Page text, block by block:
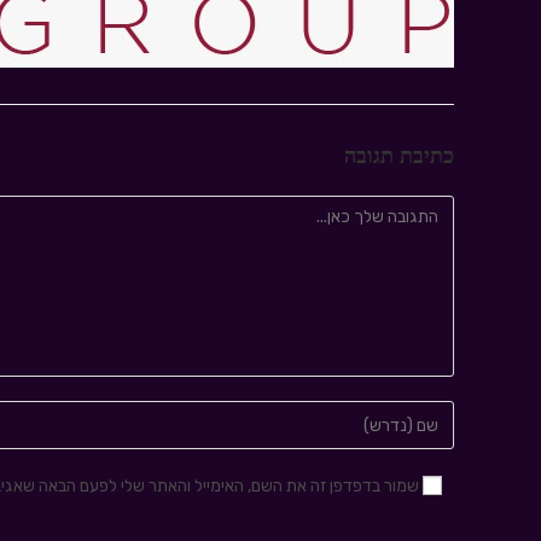
כתיבת תגובה
שמור בדפדפן זה את השם, האימייל והאתר שלי לפעם הבאה